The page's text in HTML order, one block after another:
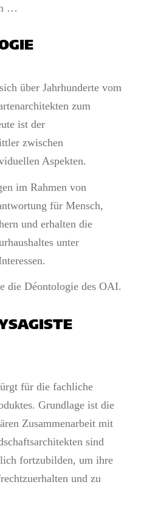
…
über Jahrhunderte vom
zum
ist der
zwischen
Aspekten.
im Rahmen von
für Mensch,
und erhalten die
unter
die Déontologie des OAI.
für die fachliche
Grundlage ist die
Zusammenarbeit mit
sind
fortzubilden, um ihre
und zu